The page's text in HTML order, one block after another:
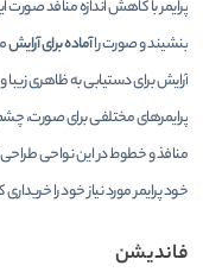
پرایمر با کاهش اندازه منافد
بنشیند و صورت راآماده برای آرایش
آرایش برای دستیابی به ظاهری
پرایمرهای مختلفی برای صورت،
منافذ و خطوط در این نواحی
خود پرایمر مورد نیاز خود را
فاندیشن